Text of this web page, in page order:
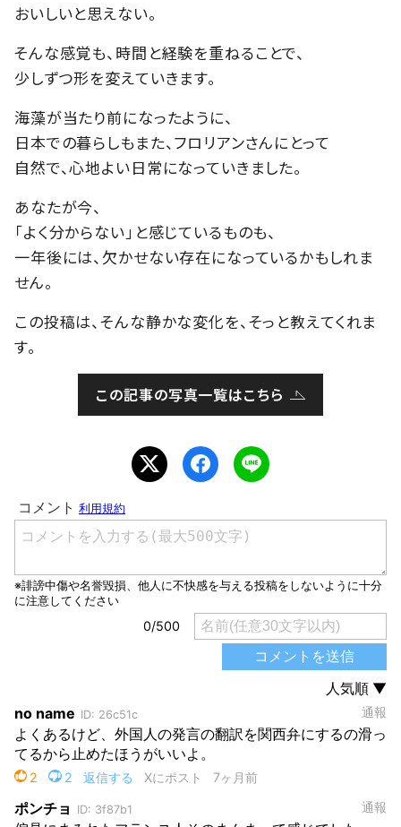
おいしいと思えない。
そんな感覚も、時間と経験を重ねることで、
少しずつ形を変えていきます。
海藻が当たり前になったように、
日本での暮らしもまた、フロリアンさんにとって
自然で、心地よい日常になっていきました。
あなたが今、
「よく分からない」と感じているものも、
一年後には、欠かせない存在になっているかもしれま
せん。
この投稿は、そんな静かな変化を、そっと教えてくれま
す。
この記事の写真一覧はこちら